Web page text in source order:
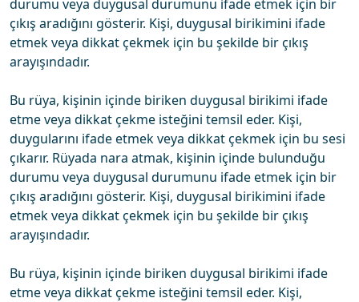
durumu veya duygusal durumunu ifade etmek için bir
çıkış aradığını gösterir. Kişi, duygusal birikimini ifade
etmek veya dikkat çekmek için bu şekilde bir çıkış
arayışındadır.
Bu rüya, kişinin içinde biriken duygusal birikimi ifade
etme veya dikkat çekme isteğini temsil eder. Kişi,
duygularını ifade etmek veya dikkat çekmek için bu sesi
çıkarır. Rüyada nara atmak, kişinin içinde bulunduğu
durumu veya duygusal durumunu ifade etmek için bir
çıkış aradığını gösterir. Kişi, duygusal birikimini ifade
etmek veya dikkat çekmek için bu şekilde bir çıkış
arayışındadır.
Bu rüya, kişinin içinde biriken duygusal birikimi ifade
etme veya dikkat çekme isteğini temsil eder. Kişi,